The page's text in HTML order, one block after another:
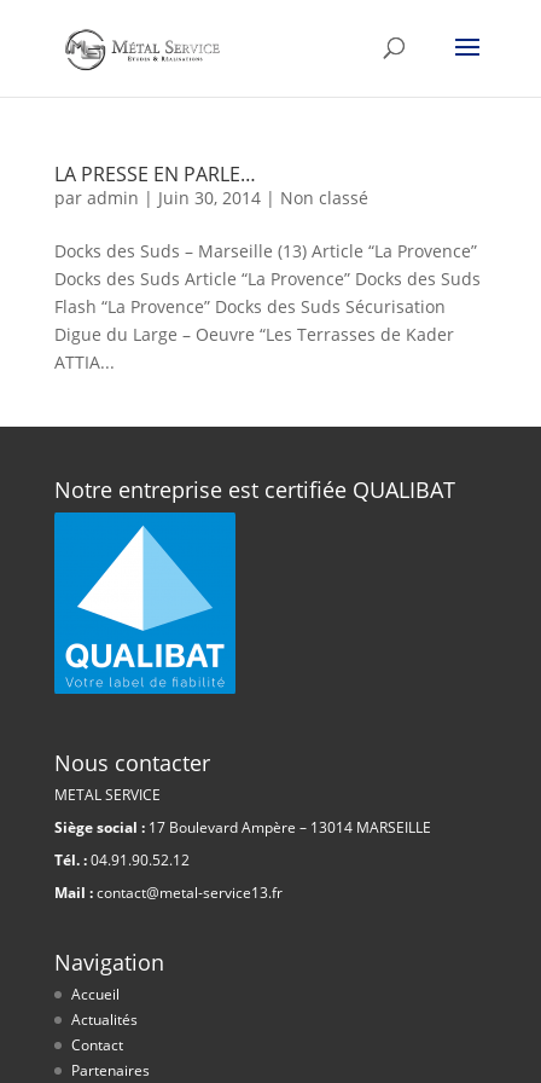
LA PRESSE EN PARLE…
par admin | Juin 30, 2014| Non classé
Docks des Suds – Marseille (13) Article “La Provence”
Docks des Suds Article “La Provence” Docks des Suds
Flash “La Provence” Docks des Suds Sécurisation
Digue du Large – Oeuvre “Les Terrasses de Kader
ATTIA...
Notre entreprise est certifiée QUALIBAT
Nous contacter
METAL SERVICE
Siège social :17 Boulevard Ampère – 13014 MARSEILLE
Tél. :04.91.90.52.12
Mail :contact@metal-service13.fr
Navigation
Accueil
Actualités
Contact
Partenaires